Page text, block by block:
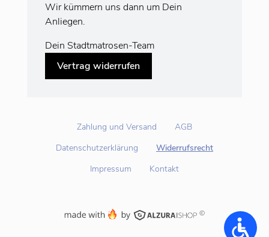
Wir kümmern uns dann um Dein
Anliegen.
Dein Stadtmatrosen-Team
Vertrag widerrufen
Zahlung und Versand
AGB
Datenschutzerklärung
Widerrufsrecht
Impressum
Kontakt
©